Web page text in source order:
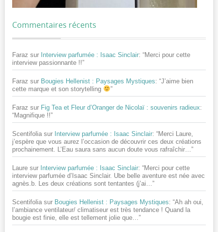
Commentaires récents
Faraz sur Interview parfumée : Isaac Sinclair: “Merci pour cette
interview passionnante !!”
Faraz sur Bougies Hellenist : Paysages Mystiques: “J’aime bien
cette marque et son storytelling
”
Faraz sur Fig Tea et Fleur d’Oranger de Nicolaï : souvenirs radieux:
“Magnifique !!”
Scentifolia sur Interview parfumée : Isaac Sinclair: “Merci Laure,
j’espère que vous aurez l’occasion de découvrir ces deux créations
prochainement. L’Eau saura sans aucun doute vous rafraîchir… ”
Laure sur Interview parfumée : Isaac Sinclair: “Merci pour cette
interview parfumée d’Isaac Sinclair. Ube belle aventure est née avec
agnès.b. Les deux créations sont tentantes (j’ai… ”
Scentifolia sur Bougies Hellenist : Paysages Mystiques: “Ah ah oui,
l’ambiance ventilateur/ climatiseur est très tendance ! Quand la
bougie est finie, elle est tellement jolie que…”